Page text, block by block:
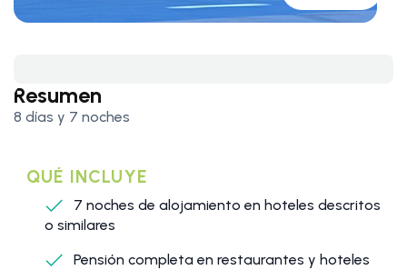
Resumen
8 días y 7 noches
QUÉ INCLUYE
7 noches de alojamiento en hoteles descritos
o similares
Pensión completa en restaurantes y hoteles